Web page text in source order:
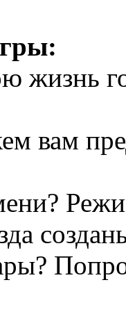
жизнь
вам